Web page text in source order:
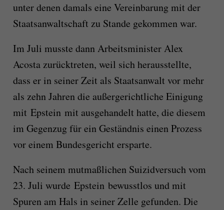
unter denen damals eine Vereinbarung mit der
Staatsanwaltschaft zu Stande gekommen war.
Im Juli musste dann Arbeitsminister Alex
Acosta zurücktreten, weil sich herausstellte,
dass er in seiner Zeit als Staatsanwalt vor mehr
als zehn Jahren die außergerichtliche Einigung
mit Epstein mit ausgehandelt hatte, die diesem
im Gegenzug für ein Geständnis einen Prozess
vor einem Bundesgericht ersparte.
Nach seinem mutmaßlichen Suizidversuch vom
23. Juli wurde Epstein bewusstlos und mit
Spuren am Hals in seiner Zelle gefunden. Die